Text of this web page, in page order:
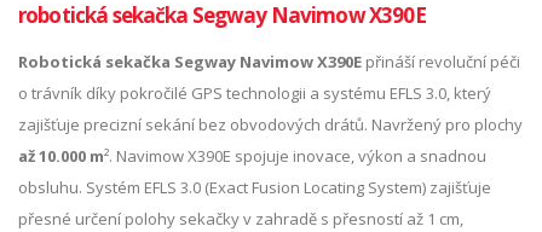
robotická sekačka Segway Navimow X390E
Robotická sekačka Segway Navimow X390E přináší revoluční péči
o trávník díky pokročilé GPS technologii a systému EFLS 3.0, který
zajišťuje precizní sekání bez obvodových drátů. Navržený pro plochy
až 10.000 m². Navimow X390E spojuje inovace, výkon a snadnou
obsluhu. Systém EFLS 3.0 (Exact Fusion Locating System) zajišťuje
přesné určení polohy sekačky v zahradě s přesností až 1 cm,